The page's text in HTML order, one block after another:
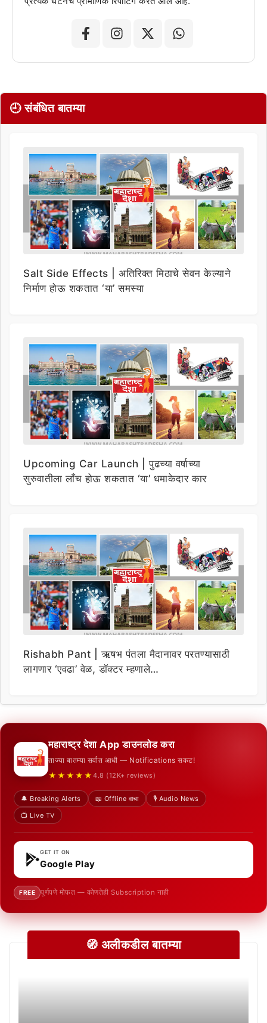
🕘 संबंधित बातम्या
Salt Side Effects | अतिरिक्त मिठाचे सेवन केल्याने
निर्माण होऊ शकतात ‘या’ समस्या
Upcoming Car Launch | पुढच्या वर्षाच्या
सुरुवातीला लाँच होऊ शकतात ‘या’ धमाकेदार कार
Rishabh Pant | ऋषभ पंतला मैदानावर परतण्यासाठी
लागणार ‘एवढा’ वेळ, डॉक्टर म्हणाले…
महाराष्ट्र देशा App डाउनलोड करा
ताज्या बातम्या सर्वात आधी — Notifications सकट!
★★★★★ 4.8 (12K+ reviews)
🔔 Breaking Alerts 📖 Offline वाचा
🎙️ Audio News
📺 Live TV
GET IT ON
Google Play
FREE पूर्णपणे मोफत — कोणतेही Subscription नाही
🧭 अलीकडील बातम्या